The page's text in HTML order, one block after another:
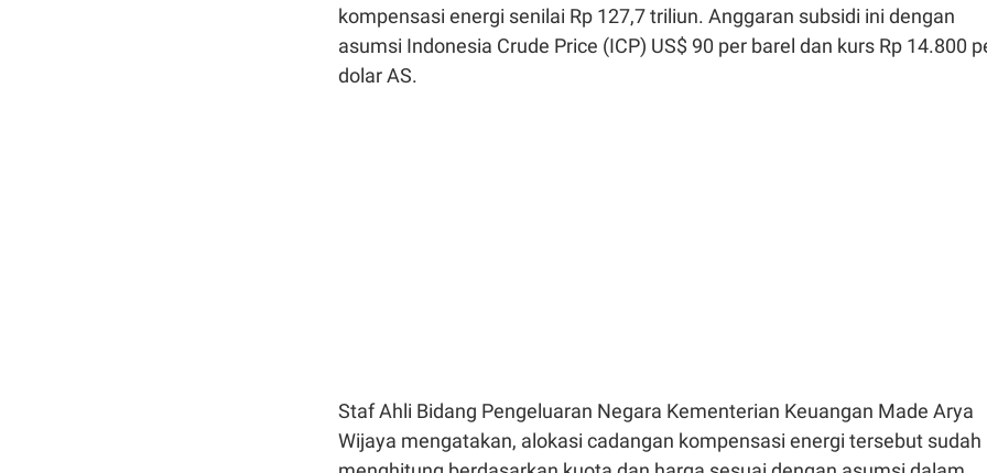
kompensasi energi senilai Rp 127,7 triliun. Anggaran subsidi ini dengan
asumsi Indonesia Crude Price (ICP) US$ 90 per barel dan kurs Rp 14.800
dolar AS.
Staf Ahli Bidang Pengeluaran Negara Kementerian Keuangan Made Arya
Wijaya mengatakan, alokasi cadangan kompensasi energi tersebut sudah